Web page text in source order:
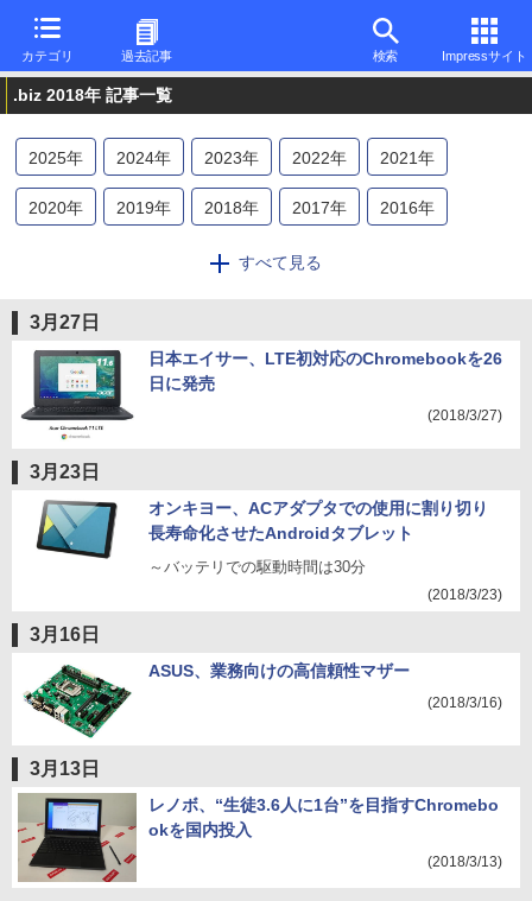
カテゴリ 過去記事 検索 Impressサイト
.biz 2018年 記事一覧
2025年 2024年 2023年 2022年 2021年
2020年 2019年 2018年 2017年 2016年
2013年
すべて見る
3月27日
日本エイサー、LTE初対応のChromebookを26
日に発売
(2018/3/27)
3月23日
オンキヨー、ACアダプタでの使用に割り切り
長寿命化させたAndroidタブレット
～バッテリでの駆動時間は30分
(2018/3/23)
3月16日
ASUS、業務向けの高信頼性マザー
(2018/3/16)
3月13日
レノボ、“生徒3.6人に1台”を目指すChromebo
okを国内投入
(2018/3/13)